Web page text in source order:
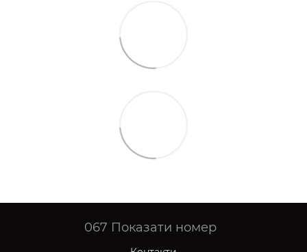
067 Показати номер